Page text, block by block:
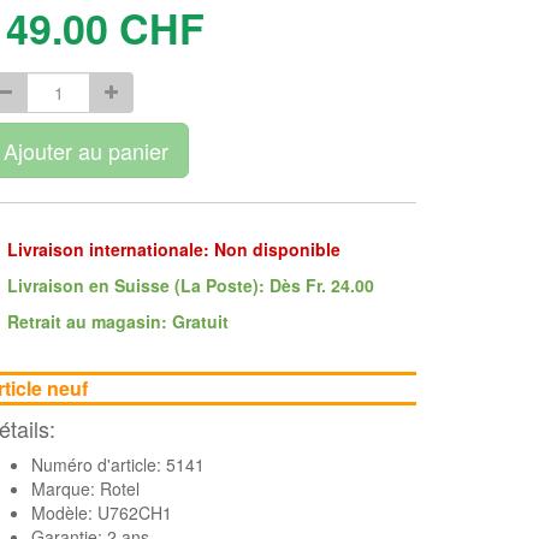
CHF
Ajouter au panier
Livraison internationale: Non disponible
Livraison en Suisse (La Poste): Dès Fr. 24.00
Retrait au magasin: Gratuit
neuf
Numéro d'article: 5141
Marque: Rotel
Modèle: U762CH1